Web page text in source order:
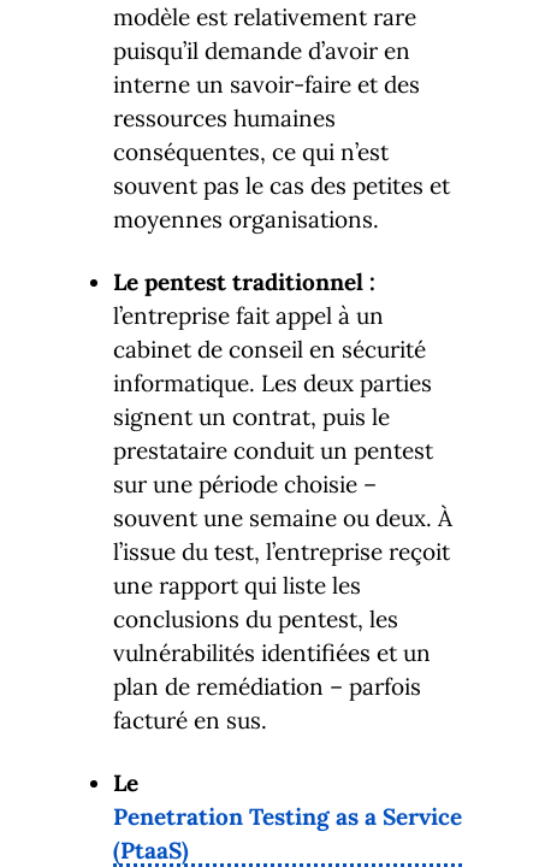
modèle est relativement rare
puisqu’il demande d’avoir en
interne un savoir-faire et des
ressources humaines
conséquentes, ce qui n’est
souvent pas le cas des petites et
moyennes organisations.
Le pentest traditionnel :
l’entreprise fait appel à un
cabinet de conseil en sécurité
informatique. Les deux parties
signent un contrat, puis le
prestataire conduit un pentest
sur une période choisie –
souvent une semaine ou deux. À
l’issue du test, l’entreprise reçoit
une rapport qui liste les
conclusions du pentest, les
vulnérabilités identifiées et un
plan de remédiation – parfois
facturé en sus.
Le
Penetration Testing as a Service
(PtaaS)